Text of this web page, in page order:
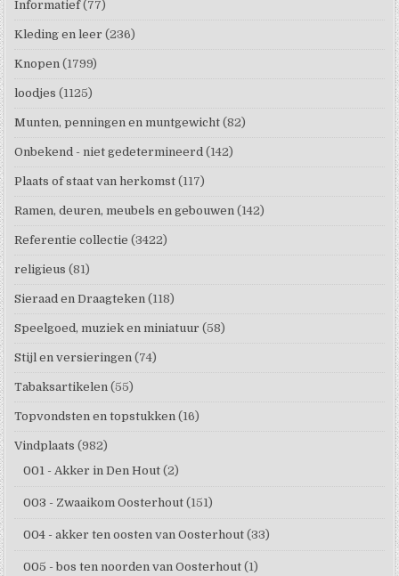
Informatief (77)
Kleding en leer (236)
Knopen (1799)
loodjes (1125)
Munten, penningen en muntgewicht (82)
Onbekend - niet gedetermineerd (142)
Plaats of staat van herkomst (117)
Ramen, deuren, meubels en gebouwen (142)
Referentie collectie (3422)
religieus (81)
Sieraad en Draagteken (118)
Speelgoed, muziek en miniatuur (58)
Stijl en versieringen (74)
Tabaksartikelen (55)
Topvondsten en topstukken (16)
Vindplaats (982)
001 - Akker in Den Hout (2)
003 - Zwaaikom Oosterhout (151)
004 - akker ten oosten van Oosterhout (33)
005 - bos ten noorden van Oosterhout (1)